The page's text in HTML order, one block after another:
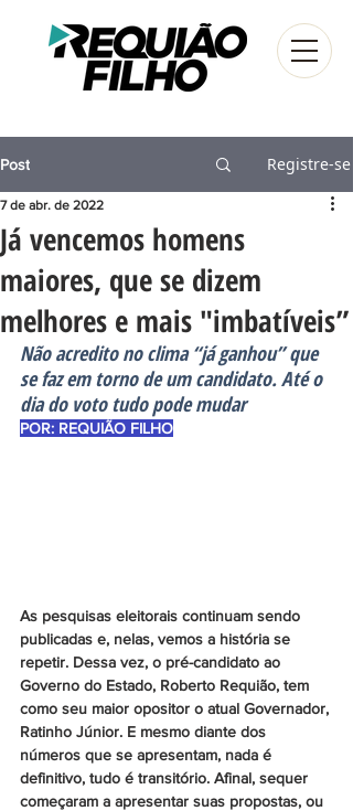
Post Registre-se
Já vencemos homens
maiores, que se dizem
melhores e mais "imbatíveis”
7 de abr. de 2022
Não acredito no clima “já ganhou” que
se faz em torno de um candidato. Até o
dia do voto tudo pode mudar
POR: REQUIÃO FILHO
As pesquisas eleitorais continuam sendo
publicadas e, nelas, vemos a história se
repetir. Dessa vez, o pré-candidato ao
Governo do Estado, Roberto Requião, tem
como seu maior opositor o atual Governador,
Ratinho Júnior. E mesmo diante dos
números que se apresentam, nada é
definitivo, tudo é transitório. Afinal, sequer
começaram a apresentar suas propostas, ou